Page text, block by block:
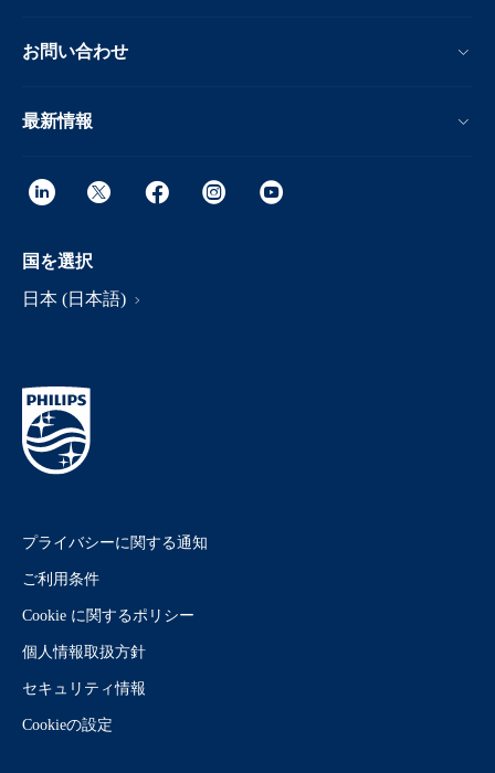
お問い合わせ
最新情報
国を選択
日本 (日本語)
プライバシーに関する通知
ご利用条件
Cookie に関するポリシー
個人情報取扱方針
セキュリティ情報
Cookieの設定